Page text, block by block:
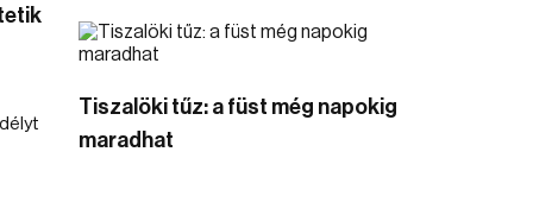
Tiszalöki tűz: a füst még napokig
maradhat